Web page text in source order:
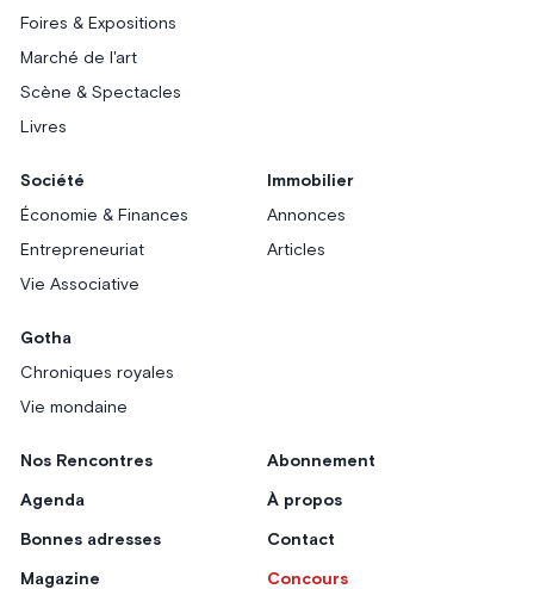
Foires & Expositions
Marché de l'art
Scène & Spectacles
Livres
Société
Économie & Finances
Entrepreneuriat
Vie Associative
Immobilier
Annonces
Articles
Gotha
Chroniques royales
Vie mondaine
Nos Rencontres
Agenda
Bonnes adresses
Magazine
Abonnement
À propos
Contact
Concours